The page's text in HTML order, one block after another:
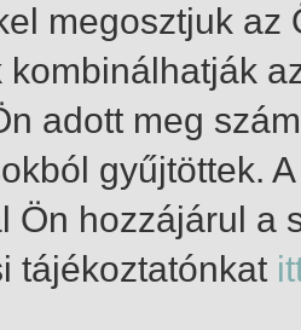
megosztjuk
kombinálhatják
adott meg
gyűjtöttek.
Ön hozzájárul a
tájékoztatónkat